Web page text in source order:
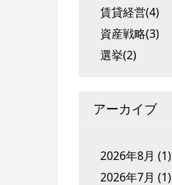
賃貸経営(4)
資産戦略(3)
選挙(2)
アーカイブ
2026年8月 (1)
2026年7月 (1)